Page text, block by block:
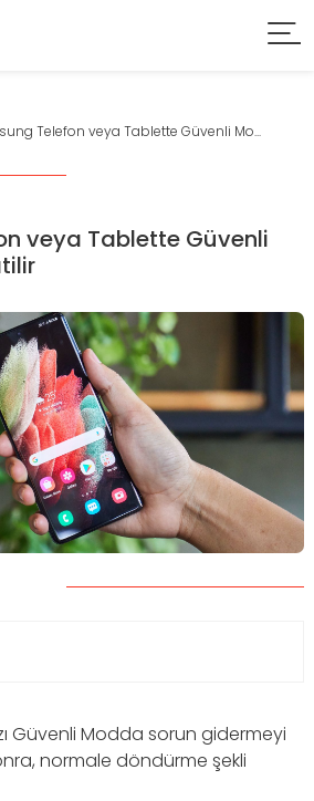
Telefon veya Tablette Güvenli Mo...
veya Tablette Güvenli
Güvenli Modda sorun gidermeyi
normale döndürme şekli